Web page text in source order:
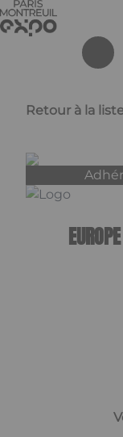
Aller au contenu
Retour à la
Panneau de